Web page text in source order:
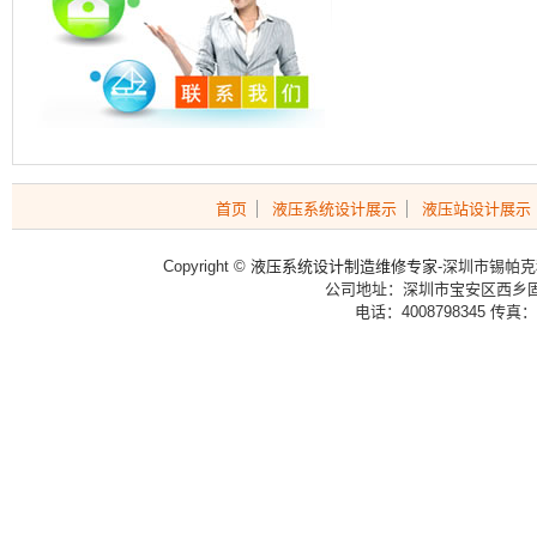
首页 液压系统设计展示 液压站设计展示
Copyright © 液压系统设计制造维修专家-深圳市锡帕
公司地址：深圳市宝安区西乡
电话：4008798345 传真